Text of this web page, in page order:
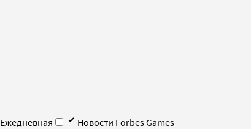
Ежедневная
Новости Forbes Games